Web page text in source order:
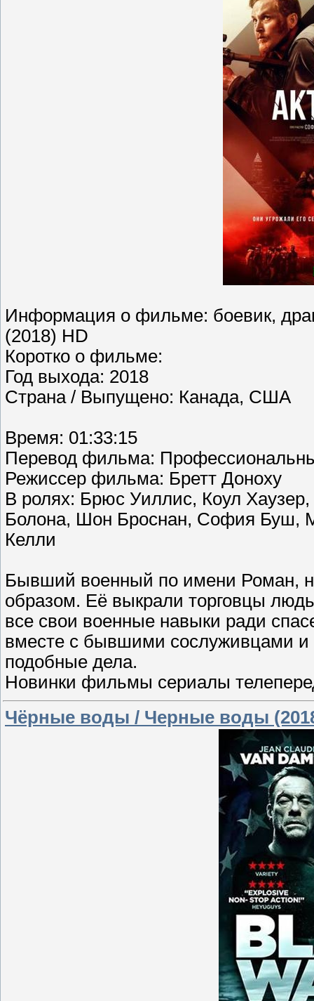
Информация о фильме: боевик,
(2018) HD
Коротко о фильме:
Год выхода: 2018
Страна / Выпущено: Канада, США
Время: 01:33:15
Перевод фильма:
Режиссер фильма: Бретт Доноху
В ролях: Брюс Уиллис, Коул
Болона, Шон Броснан, София Буш,
Келли
Бывший военный по имени Роман,
образом. Её выкрали торговцы
все свои военные навыки ради
вместе с бывшими сослуживцами
подобные дела.
Новинки фильмы сериалы
Чёрные воды / Черные воды